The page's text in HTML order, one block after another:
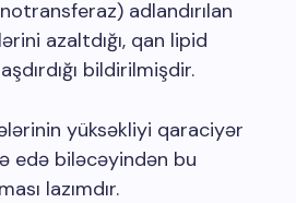
adlandırılan
azaltdığı, qan lipid
bildirilmişdir.
yüksəkliyi qaraciyər
edə biləcəyindən bu
lazımdır.